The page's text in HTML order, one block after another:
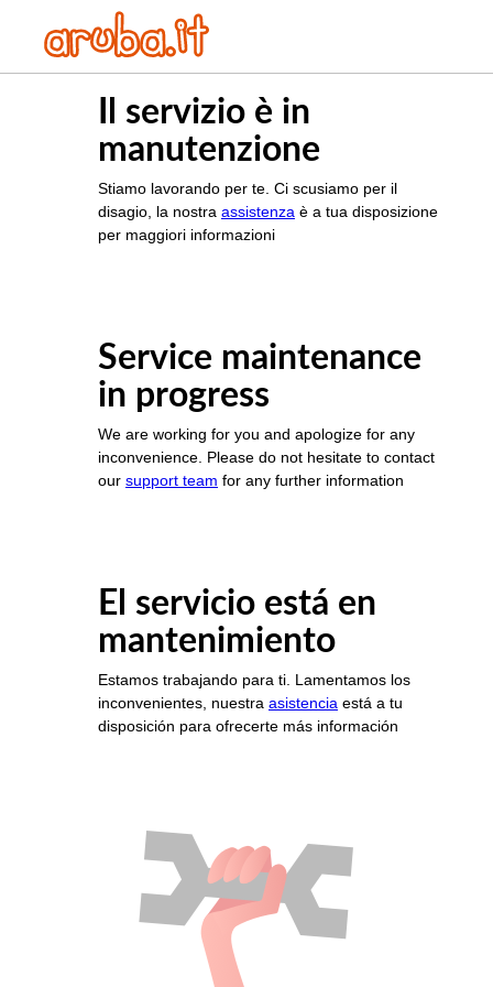
Il servizio è in
manutenzione
Stiamo lavorando per te. Ci scusiamo per il
disagio, la nostra assistenza è a tua disposizione
per maggiori informazioni
Service maintenance
in progress
We are working for you and apologize for any
inconvenience. Please do not hesitate to contact
our support team for any further information
El servicio está en
mantenimiento
Estamos trabajando para ti. Lamentamos los
inconvenientes, nuestra asistencia está a tu
disposición para ofrecerte más información